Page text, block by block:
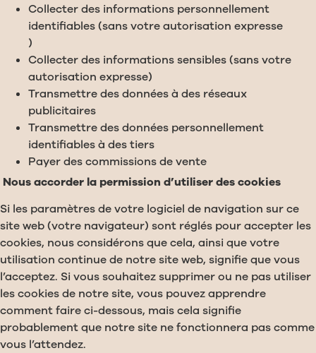
Collecter des informations personnellement
identifiables (sans votre autorisation expresse
)
Collecter des informations sensibles (sans votre
autorisation expresse)
Transmettre des données à des réseaux
publicitaires
Transmettre des données personnellement
identifiables à des tiers
Payer des commissions de vente
Nous accorder la permission d’utiliser des cookies
Si les paramètres de votre logiciel de navigation sur ce
site web (votre navigateur) sont réglés pour accepter les
cookies, nous considérons que cela, ainsi que votre
utilisation continue de notre site web, signifie que vous
l’acceptez. Si vous souhaitez supprimer ou ne pas utiliser
les cookies de notre site, vous pouvez apprendre
comment faire ci-dessous, mais cela signifie
probablement que notre site ne fonctionnera pas comme
vous l’attendez.